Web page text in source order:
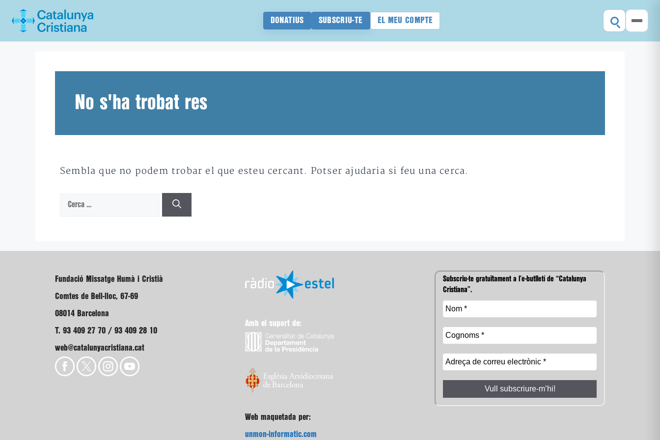
DONATIUS SUBSCRIU-TE EL MEU COMPTE
No s'ha trobat res
Sembla que no podem trobar el que esteu cercant. Potser ajudaria si feu una cerca.
Cerca:
Fundació Missatge Humà i Cristià
Comtes de Bell-lloc, 67-69
08014 Barcelona
T. 93 409 27 70 / 93 409 28 10
web@catalunyacristiana.cat
Amb el suport de:
Web maquetada per:
unmon-informatic.com
Subscriu-te gratuïtament a l’e-butlletí de “Catalunya
Cristiana”.